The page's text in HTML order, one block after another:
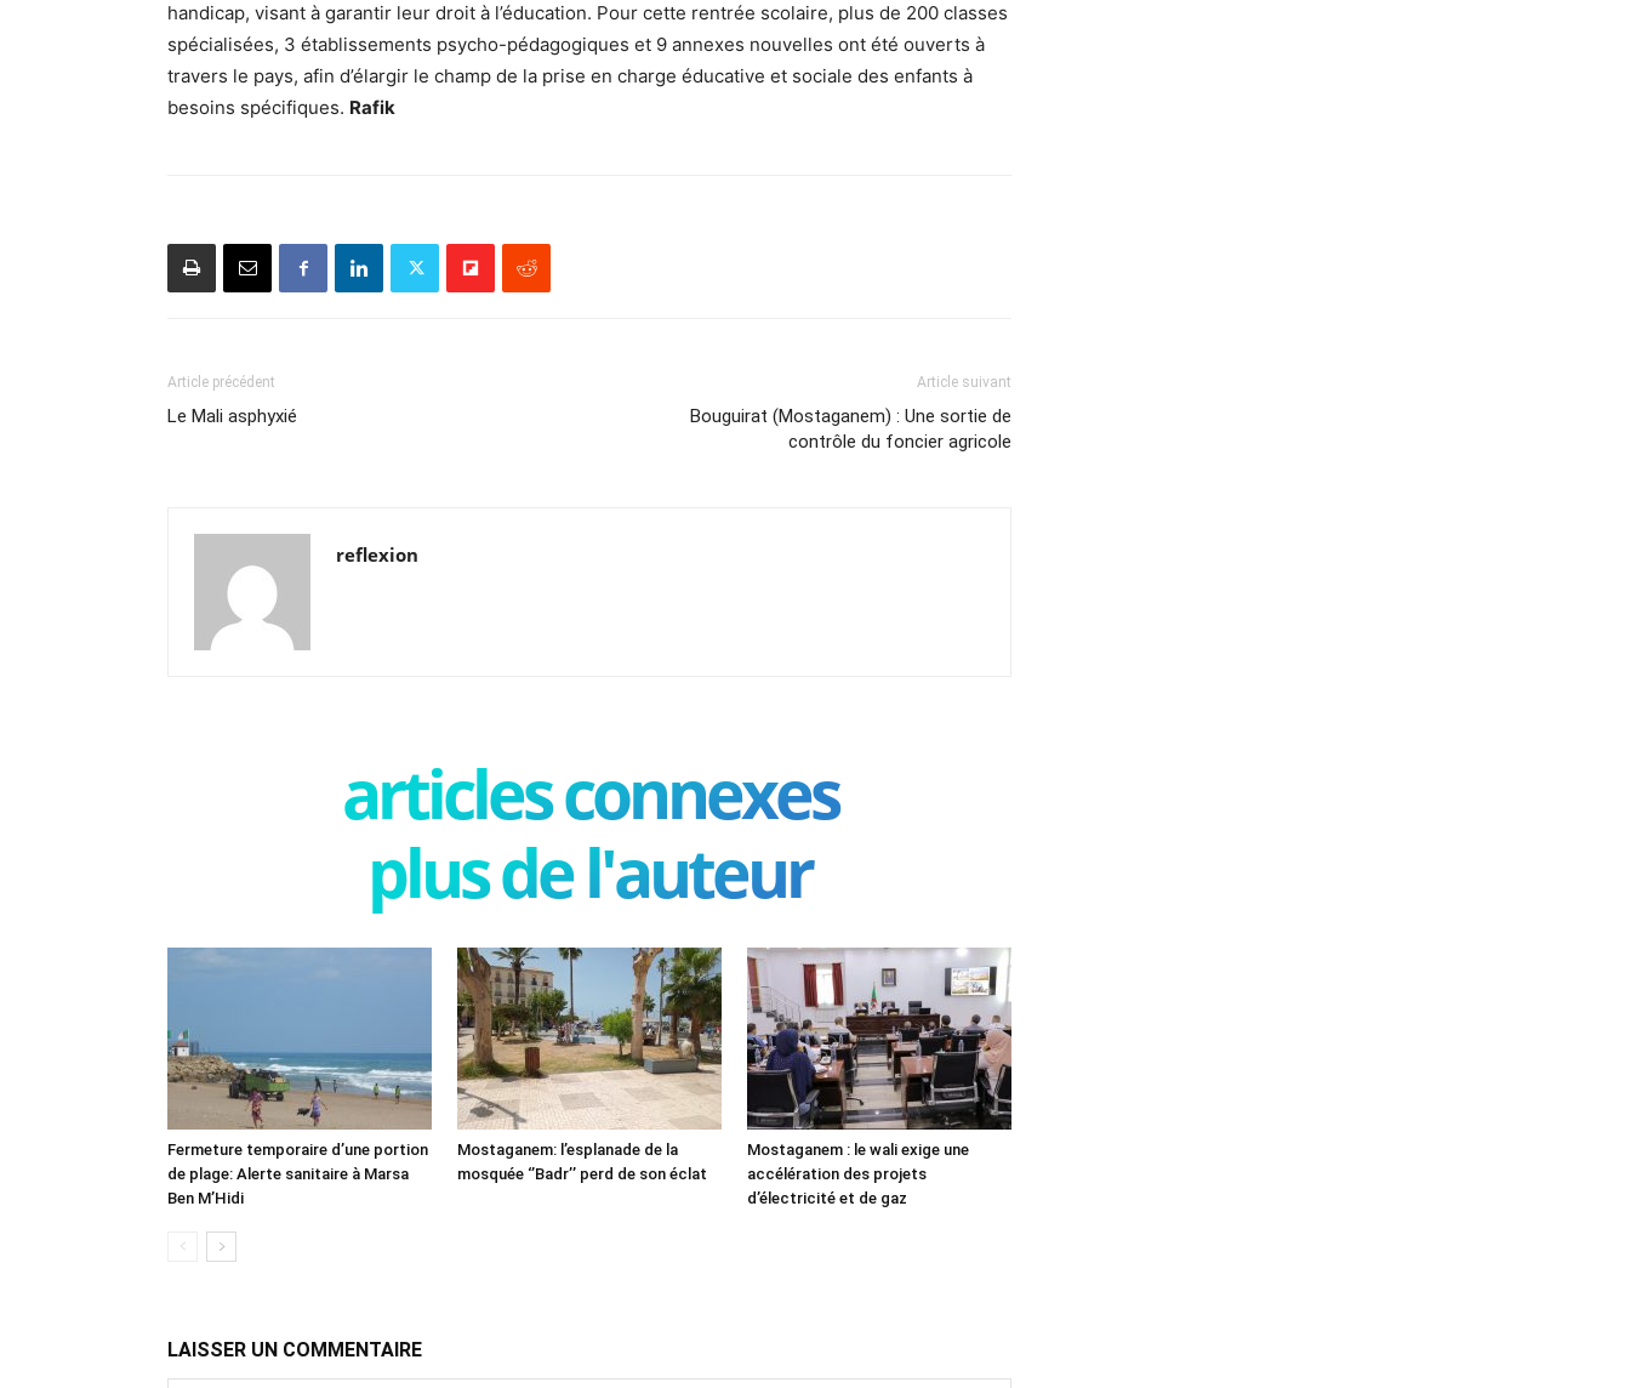
handicap, visant à garantir leur droit à l’éducation. Pour cette rentrée scolaire, plus de 200 classes
spécialisées, 3 établissements psycho-pédagogiques et 9 annexes nouvelles ont été ouverts à
travers le pays, afin d’élargir le champ de la prise en charge éducative et sociale des enfants à
besoins spécifiques. Rafik
Article précédent
Le Mali asphyxié
Article suivant
Bouguirat (Mostaganem) : Une sortie de
contrôle du foncier agricole
reflexion
articles connexes
plus de l'auteur
Fermeture temporaire d’une portion
de plage: Alerte sanitaire à Marsa
Ben M’Hidi
Mostaganem: l’esplanade de la
mosquée ‘’Badr’’ perd de son éclat
Mostaganem : le wali exige une
accélération des projets
d’électricité et de gaz
LAISSER UN COMMENTAIRE